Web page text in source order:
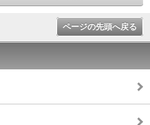
ページの先頭へ戻る